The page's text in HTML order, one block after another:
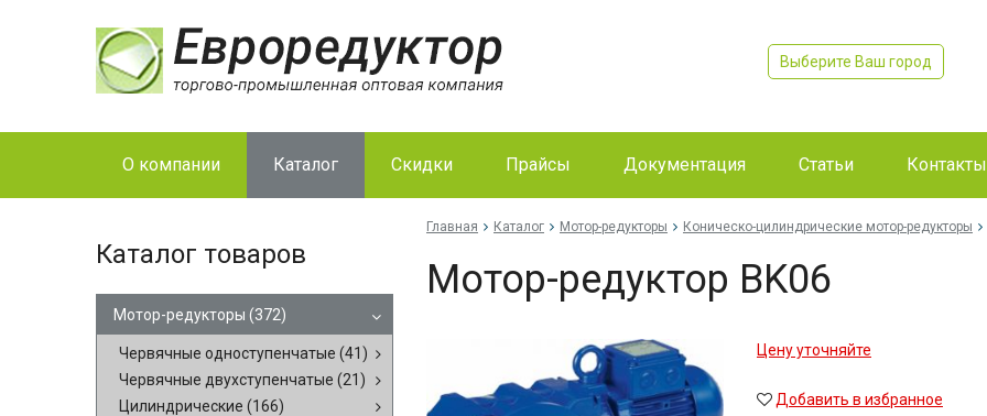
Выберите Ваш город
О компании Каталог Скидки Прайсы Документация Статьи Контакты
Каталог товаров
Мотор-редукторы (372)
Червячные одноступенчатые (41)
Червячные двухступенчатые (21)
Цилиндрические (166)
Главная Каталог Мотор-редукторы Коническо-цилиндрические мотор-редукторы
Мотор-редуктор BK06
Цену уточняйте
Добавить в избранное